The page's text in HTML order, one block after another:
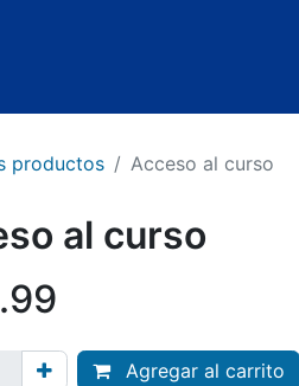
productos Acceso al curso
al curso
Agregar al carrito